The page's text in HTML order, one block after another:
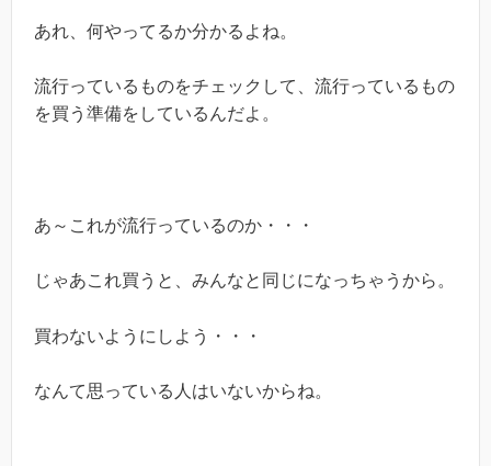
あれ、何やってるか分かるよね。
流行っているものをチェックして、流行っているもの
を買う準備をしているんだよ。
あ～これが流行っているのか・・・
じゃあこれ買うと、みんなと同じになっちゃうから。
買わないようにしよう・・・
なんて思っている人はいないからね。